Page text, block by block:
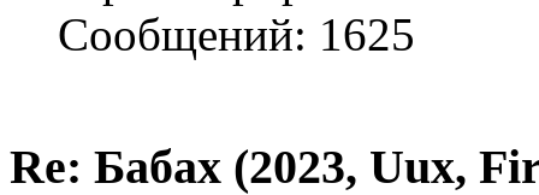
Сообщений: 1625
Re: Бабах (2023, Uux,